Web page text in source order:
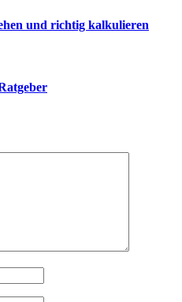
und richtig kalkulieren